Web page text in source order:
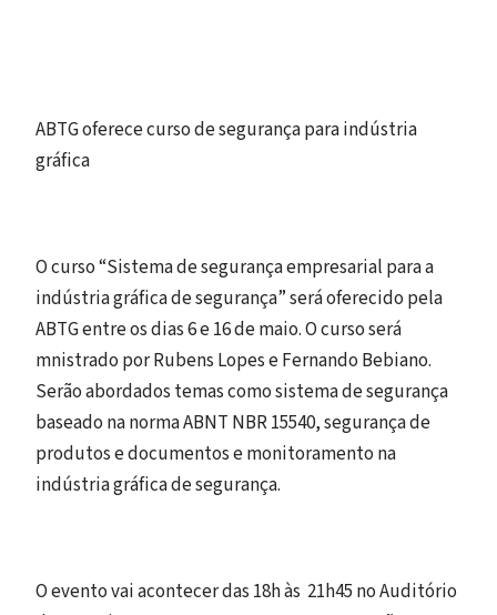
ABTG oferece curso de segurança para indústria
gráfica
O curso “Sistema de segurança empresarial para a
indústria gráfica de segurança” será oferecido pela
ABTG entre os dias 6 e 16 de maio. O curso será
mnistrado por Rubens Lopes e Fernando Bebiano.
Serão abordados temas como sistema de segurança
baseado na norma ABNT NBR 15540, segurança de
produtos e documentos e monitoramento na
indústria gráfica de segurança.
O evento vai acontecer das 18h às 21h45 no Auditório